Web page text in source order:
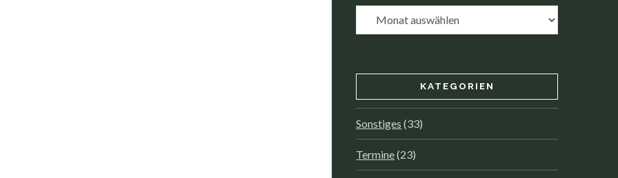
Archiv
KATEGORIEN
Sonstiges (33)
Termine(23)